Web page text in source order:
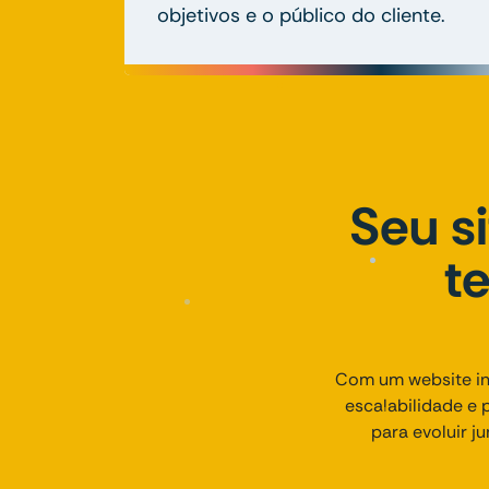
objetivos e o público do cliente.
Seu
Com um website
escalabilidade e
para evoluir